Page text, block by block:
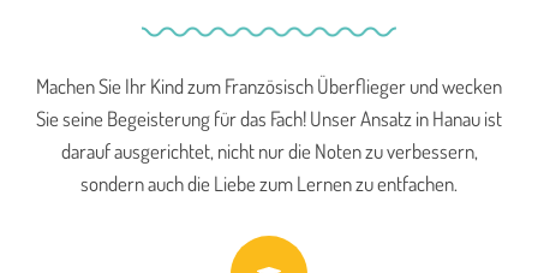
Machen Sie Ihr Kind zum Französisch Überflieger und wecken
Sie seine Begeisterung für das Fach! Unser Ansatz in Hanau ist
darauf ausgerichtet, nicht nur die Noten zu verbessern,
sondern auch die Liebe zum Lernen zu entfachen.